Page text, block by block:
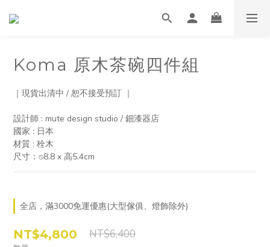
Koma 原木茶碗四件組
｜現貨出清中 / 恕不接受預訂 ｜
設計師 : mute design studio / 鈿漆器店
國家 : 日本
材質 : 栓木
尺寸：⍉8.8 x 高5.4cm
全店，滿3000免運優惠(大型傢俱、燈飾除外)
NT$4,800 NT$6,400